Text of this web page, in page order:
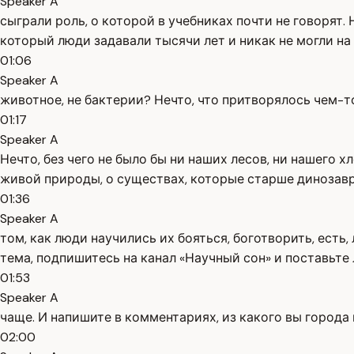
сыграли роль, о которой в учебниках почти не
который люди задавали тысячи лет и никак не могли
01:06
Speaker A
животное, не бактерии? Нечто, что притворялось чем-
01:17
Speaker A
Нечто, без чего не было бы ни наших лесов, ни нашего
живой природы, о существах, которые старше
01:36
Speaker A
том, как люди научились их бояться, боготворить,
тема, подпишитесь на канал «Научный сон» и
01:53
Speaker A
чаще. И напишите в комментариях, из какого вы города
02:00